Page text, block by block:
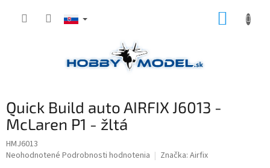
Quick Build auto AIRFIX J6013 -
McLaren P1 - žltá
HMJ6013
Priemerné
Neohodnotené Podrobnosti hodnotenia Značka: Airfix